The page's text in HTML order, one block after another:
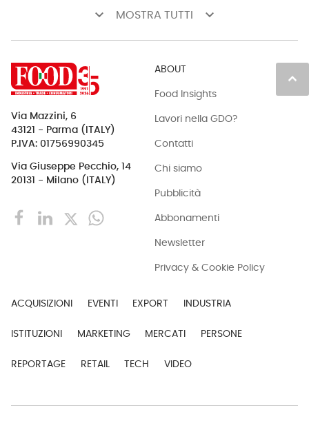
keyboard_arrow_down MOSTRA TUTTI keyboard_arrow_down
keyboard_arrow_up
Via Mazzini, 6
43121 - Parma (ITALY)
P.IVA: 01756990345
Via Giuseppe Pecchio, 14
20131 - Milano (ITALY)
ABOUT
Food Insights
Lavori nella GDO?
Contatti
Chi siamo
Pubblicità
Abbonamenti
Newsletter
Privacy & Cookie Policy
ACQUISIZIONI EVENTI EXPORT INDUSTRIA
ISTITUZIONI MARKETING MERCATI PERSONE
REPORTAGE RETAIL TECH VIDEO